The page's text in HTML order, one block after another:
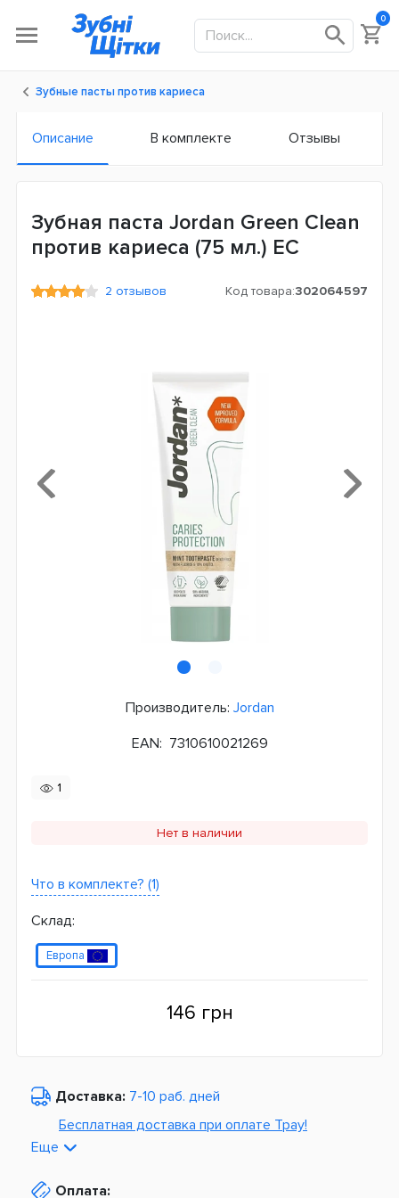
0
Зубные пасты против кариеса
Описание В комплекте Отзывы
Зубная паста Jordan Green Clean
против кариеса (75 мл.) ЕС
2 отзывов Код товара:302064597
Производитель: Jordan
EAN: 7310610021269
1
Нет в наличии
Что в комплекте? (1)
Склад:
Европа
146 грн
Доставка: 7-10 раб. дней
Бесплатная доставка при оплате Tpay!
Еще
Оплата: